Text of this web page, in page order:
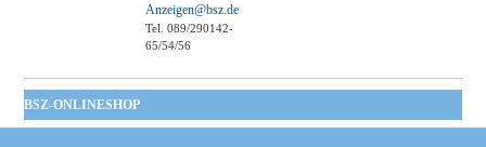
Anzeigen@bsz.de
Tel. 089/290142-
65/54/56
BSZ-ONLINESHOP